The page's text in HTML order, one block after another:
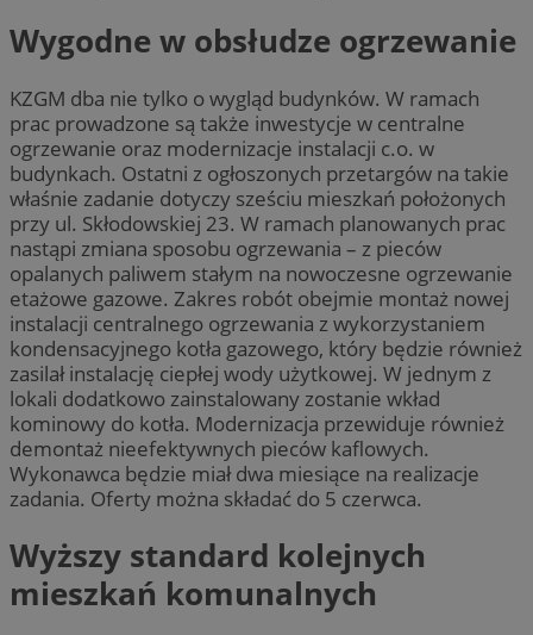
Wygodne w obsłudze ogrzewanie
KZGM dba nie tylko o wygląd budynków. W ramach
prac prowadzone są także inwestycje w centralne
ogrzewanie oraz modernizacje instalacji c.o. w
budynkach. Ostatni z ogłoszonych przetargów na takie
właśnie zadanie dotyczy sześciu mieszkań położonych
przy ul. Skłodowskiej 23. W ramach planowanych prac
nastąpi zmiana sposobu ogrzewania – z pieców
opalanych paliwem stałym na nowoczesne ogrzewanie
etażowe gazowe. Zakres robót obejmie montaż nowej
instalacji centralnego ogrzewania z wykorzystaniem
kondensacyjnego kotła gazowego, który będzie również
zasilał instalację ciepłej wody użytkowej. W jednym z
lokali dodatkowo zainstalowany zostanie wkład
kominowy do kotła. Modernizacja przewiduje również
demontaż nieefektywnych pieców kaflowych.
Wykonawca będzie miał dwa miesiące na realizacje
zadania. Oferty można składać do 5 czerwca.
Wyższy standard kolejnych
mieszkań komunalnych